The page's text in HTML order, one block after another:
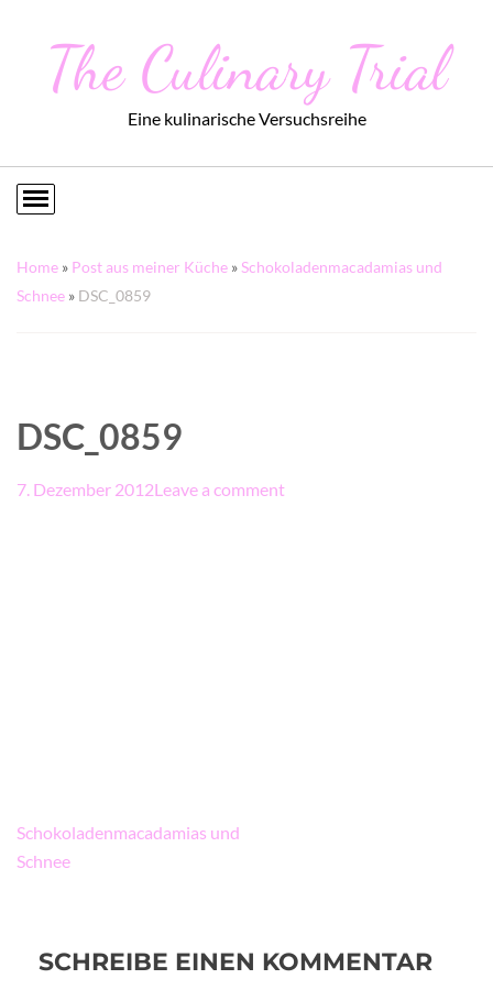
The Culinary Trial
Eine kulinarische Versuchsreihe
Home » Post aus meiner Küche »Schokoladenmacadamias und
Schnee » DSC_0859
DSC_0859
7. Dezember 2012Leave a comment
Beitragsnavigation
Schokoladenmacadamias und
Schnee
SCHREIBE EINEN KOMMENTAR